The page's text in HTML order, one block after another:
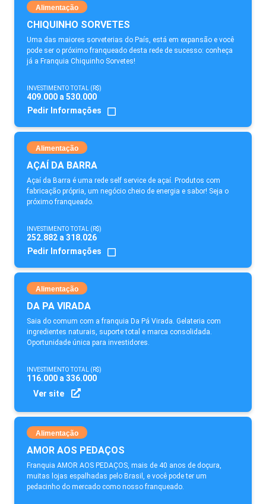
Alimentação
CHIQUINHO SORVETES
Uma das maiores sorveterias do País, está em expansão e você
pode ser o próximo franqueado desta rede de sucesso: conheça
já a Franquia Chiquinho Sorvetes!
INVESTIMENTO TOTAL (R$)
409.000 a 530.000
Pedir Informações
Alimentação
AÇAÍ DA BARRA
Açaí da Barra é uma rede self service de açaí. Produtos com
fabricação própria, um negócio cheio de energia e sabor! Seja o
próximo franqueado.
INVESTIMENTO TOTAL (R$)
252.882 a 318.026
Pedir Informações
Alimentação
DA PA VIRADA
Saia do comum com a franquia Da Pá Virada. Gelateria com
ingredientes naturais, suporte total e marca consolidada.
Oportunidade única para investidores.
INVESTIMENTO TOTAL (R$)
116.000 a 336.000
Ver site
Alimentação
AMOR AOS PEDAÇOS
Franquia AMOR AOS PEDAÇOS, mais de 40 anos de doçura,
muitas lojas espalhadas pelo Brasil, e você pode ter um
pedacinho do mercado como nosso franqueado.